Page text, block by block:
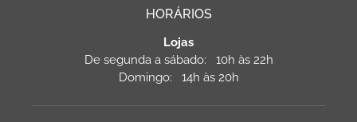
HORÁRIOS
Lojas
De segunda a sábado: 10h às 22h
Domingo: 14h às 20h